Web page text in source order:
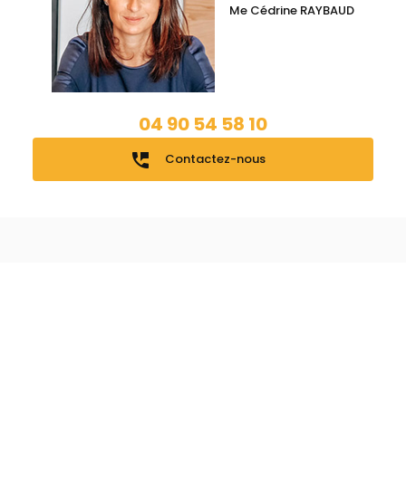
Me Cédrine RAYBAUD
04 90 54 58 10
perm_phone_msg Contactez-nous